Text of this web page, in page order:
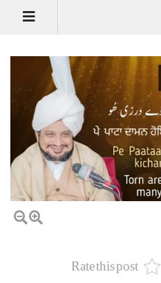
Rate this post